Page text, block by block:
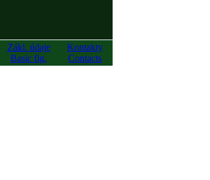
Zákl. údaje
Basic fig.
Kontakty
Contacts